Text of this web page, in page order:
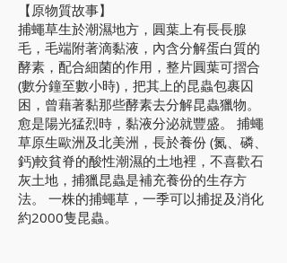
【原物質故事】
捕蠅草生於潮濕地方，圓葉上有長長腺
毛，毛端附著滴黏液，內含分解蛋白質的
酵素，配合細菌的作用，整片圓葉可摺合
(數分鐘至數小時)，把其上的昆蟲包裹囚
困，曾藉著黏那些酵素去分解昆蟲獵物。
愈是陽光猛烈時，黏液分泌就豐盛。 捕蠅
草原生歐洲及北美洲，長於養份 (氮、磷、
鈣)較貧脊的酸性潮濕的土地裡，不喜歡石
灰土地，捕獵昆蟲是補充養份的生存方
法。 一株的捕蠅草，一季可以捕捉及消化
約2000隻昆蟲。